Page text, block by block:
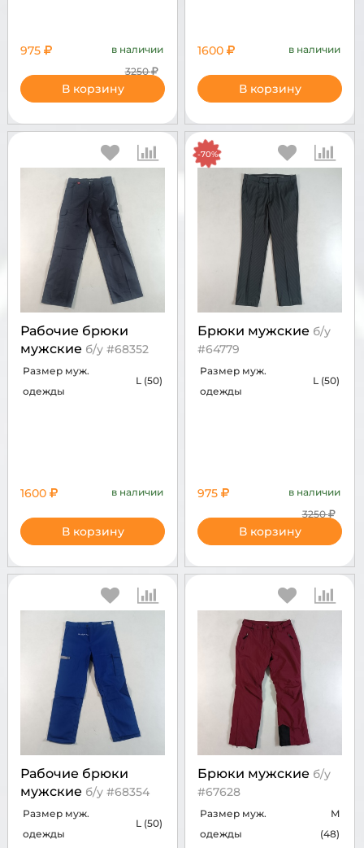
975
в наличии
3250
В корзину
1600 в наличии
В корзину
Рабочие брюки
мужские б/у #68352
Размер муж.
одежды
L (50)
1600 в наличии
В корзину
Брюки мужские б/у
#64779
Размер муж.
одежды
L (50)
-70%
975
в наличии
3250
В корзину
Рабочие брюки
мужские б/у #68354
Размер муж.
одежды
L (50)
Брюки мужские б/у
#67628
Размер муж.
одежды
M
(48)